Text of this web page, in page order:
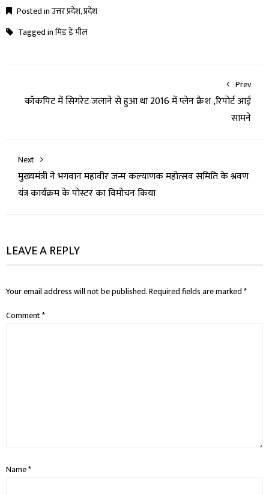
Posted inउत्तर प्रदेश,प्रदेश
Tagged inमिड डे मील
Prev
कॉकपिट में सिगरेट जलाने से हुआ था 2016 में प्लेन क्रैश ,रिपोर्ट आई
सामने
Next
मुख्यमंत्री ने भगवान महावीर जन्म कल्याणक महोत्सव समिति के श्रवण
यंत्र कार्यक्रम के पोस्टर का विमोचन किया
LEAVE A REPLY
Your email address will not be published.Required fields are marked*
Comment*
Name*